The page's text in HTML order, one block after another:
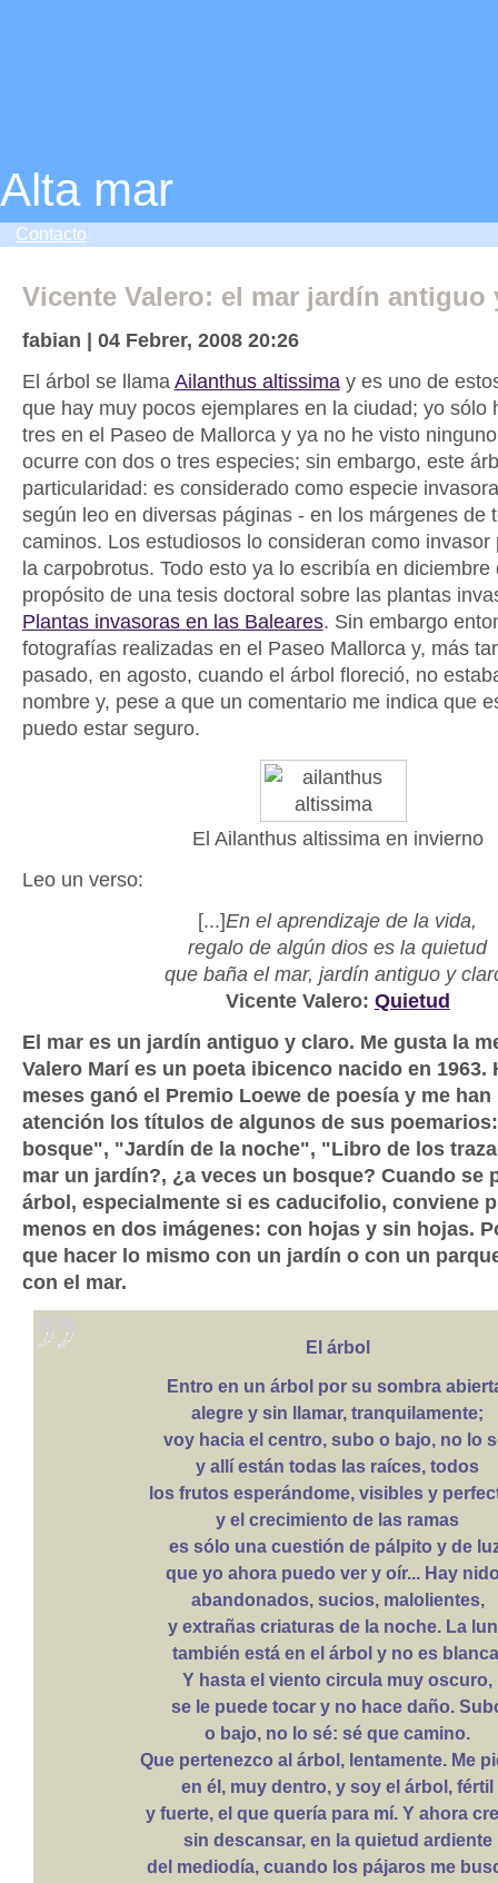
Alta mar
Contacto
Vicente Valero: el mar jardín antiguo
fabian | 04 Febrer, 2008 20:26
El árbol se llama Ailanthus altissimay es uno de
que hay muy pocos ejemplares en la ciudad; yo sólo
tres en el Paseo de Mallorca y ya no he visto
ocurre con dos o tres especies; sin embargo, este
particularidad: es considerado como especie
según leo en diversas páginas - en los márgenes de
caminos. Los estudiosos lo consideran como invasor
la carpobrotus. Todo esto ya lo escribía en diciembre
propósito de una tesis doctoral sobre las plantas
Plantas invasoras en las Baleares. Sin embargo
fotografías realizadas en el Paseo Mallorca y, más
pasado, en agosto, cuando el árbol floreció, no
nombre y, pese a que un comentario me indica que
puedo estar seguro.
El Ailanthus altissima en invierno
Leo un verso:
[...]En el aprendizaje de la vida,
regalo de algún dios es la quietud
que baña el mar, jardín antiguo y
Vicente Valero: Quietud
El mar es un jardín antiguo y claro. Me gusta la
Valero Marí es un poeta ibicenco nacido en 1963.
meses ganó el Premio Loewe de poesía y me
atención los títulos de algunos de sus
bosque", "Jardín de la noche", "Libro de los
mar un jardín?, ¿a veces un bosque? Cuando se
árbol, especialmente si es caducifolio, conviene
menos en dos imágenes: con hojas y sin hojas.
que hacer lo mismo con un jardín o con un
con el mar.
El árbol
Entro en un árbol por su sombra
alegre y sin llamar, tranquilamente;
voy hacia el centro, subo o bajo, no lo
y allí están todas las raíces, todos
los frutos esperándome, visibles y
y el crecimiento de las ramas
es sólo una cuestión de pálpito y de
que yo ahora puedo ver y oír... Hay
abandonados, sucios, malolientes,
y extrañas criaturas de la noche. La
también está en el árbol y no es
Y hasta el viento circula muy oscuro,
se le puede tocar y no hace daño.
o bajo, no lo sé: sé que camino.
Que pertenezco al árbol, lentamente. Me
en él, muy dentro, y soy el árbol, fértil
y fuerte, el que quería para mí. Y ahora
sin descansar, en la quietud ardiente
del mediodía, cuando los pájaros me